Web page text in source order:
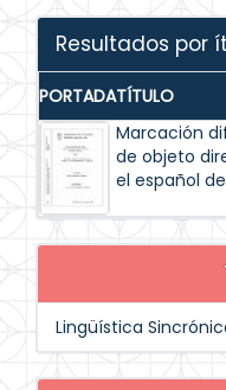
Resultados por
PORTADATÍTULO
Marcación
de objeto
el español
Lingüística